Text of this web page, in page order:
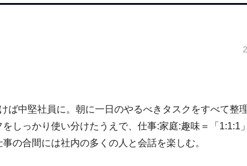
ば中堅社員に。朝に一日のやるべきタスクをすべて整
しっかり使い分けたうえで、仕事:家庭:趣味＝「1:1:1
の合間には社内の多くの人と会話を楽しむ。